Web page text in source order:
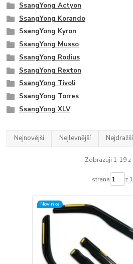
SsangYong Actyon
SsangYong Korando
SsangYong Kyron
SsangYong Musso
SsangYong Rodius
SsangYong Rexton
SsangYong Tivoli
SsangYong Torres
SsangYong XLV
Nejnovější Nejlevnější Nejdražší
Zobrazuji 1-19 z
strana z 1
Novinka